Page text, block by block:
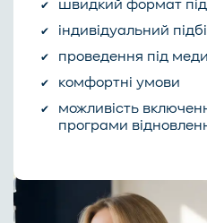
швидкий формат
індивідуальний
проведення під
комфортні умови
можливість
програми